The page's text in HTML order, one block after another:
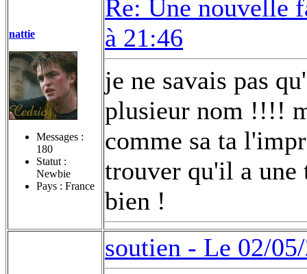
nattie
Messages :
180
Statut :
Newbie
Pays : France
Re: Une nouvelle
à 21:46
je ne savais pas
plusieur nom !!!!
comme sa ta
trouver qu'il a une
bien !
soutien - Le 02/